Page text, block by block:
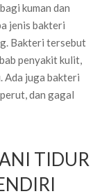
kuman dan
jenis bakteri
Bakteri tersebut
penyakit kulit,
Ada juga bakteri
dan gagal
TIDUR